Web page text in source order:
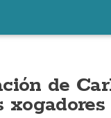
de